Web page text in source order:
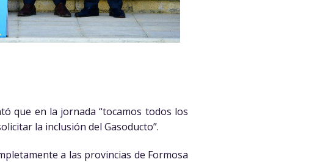
que en la jornada “tocamos todos los
la inclusión del Gasoducto”.
a las provincias de Formosa